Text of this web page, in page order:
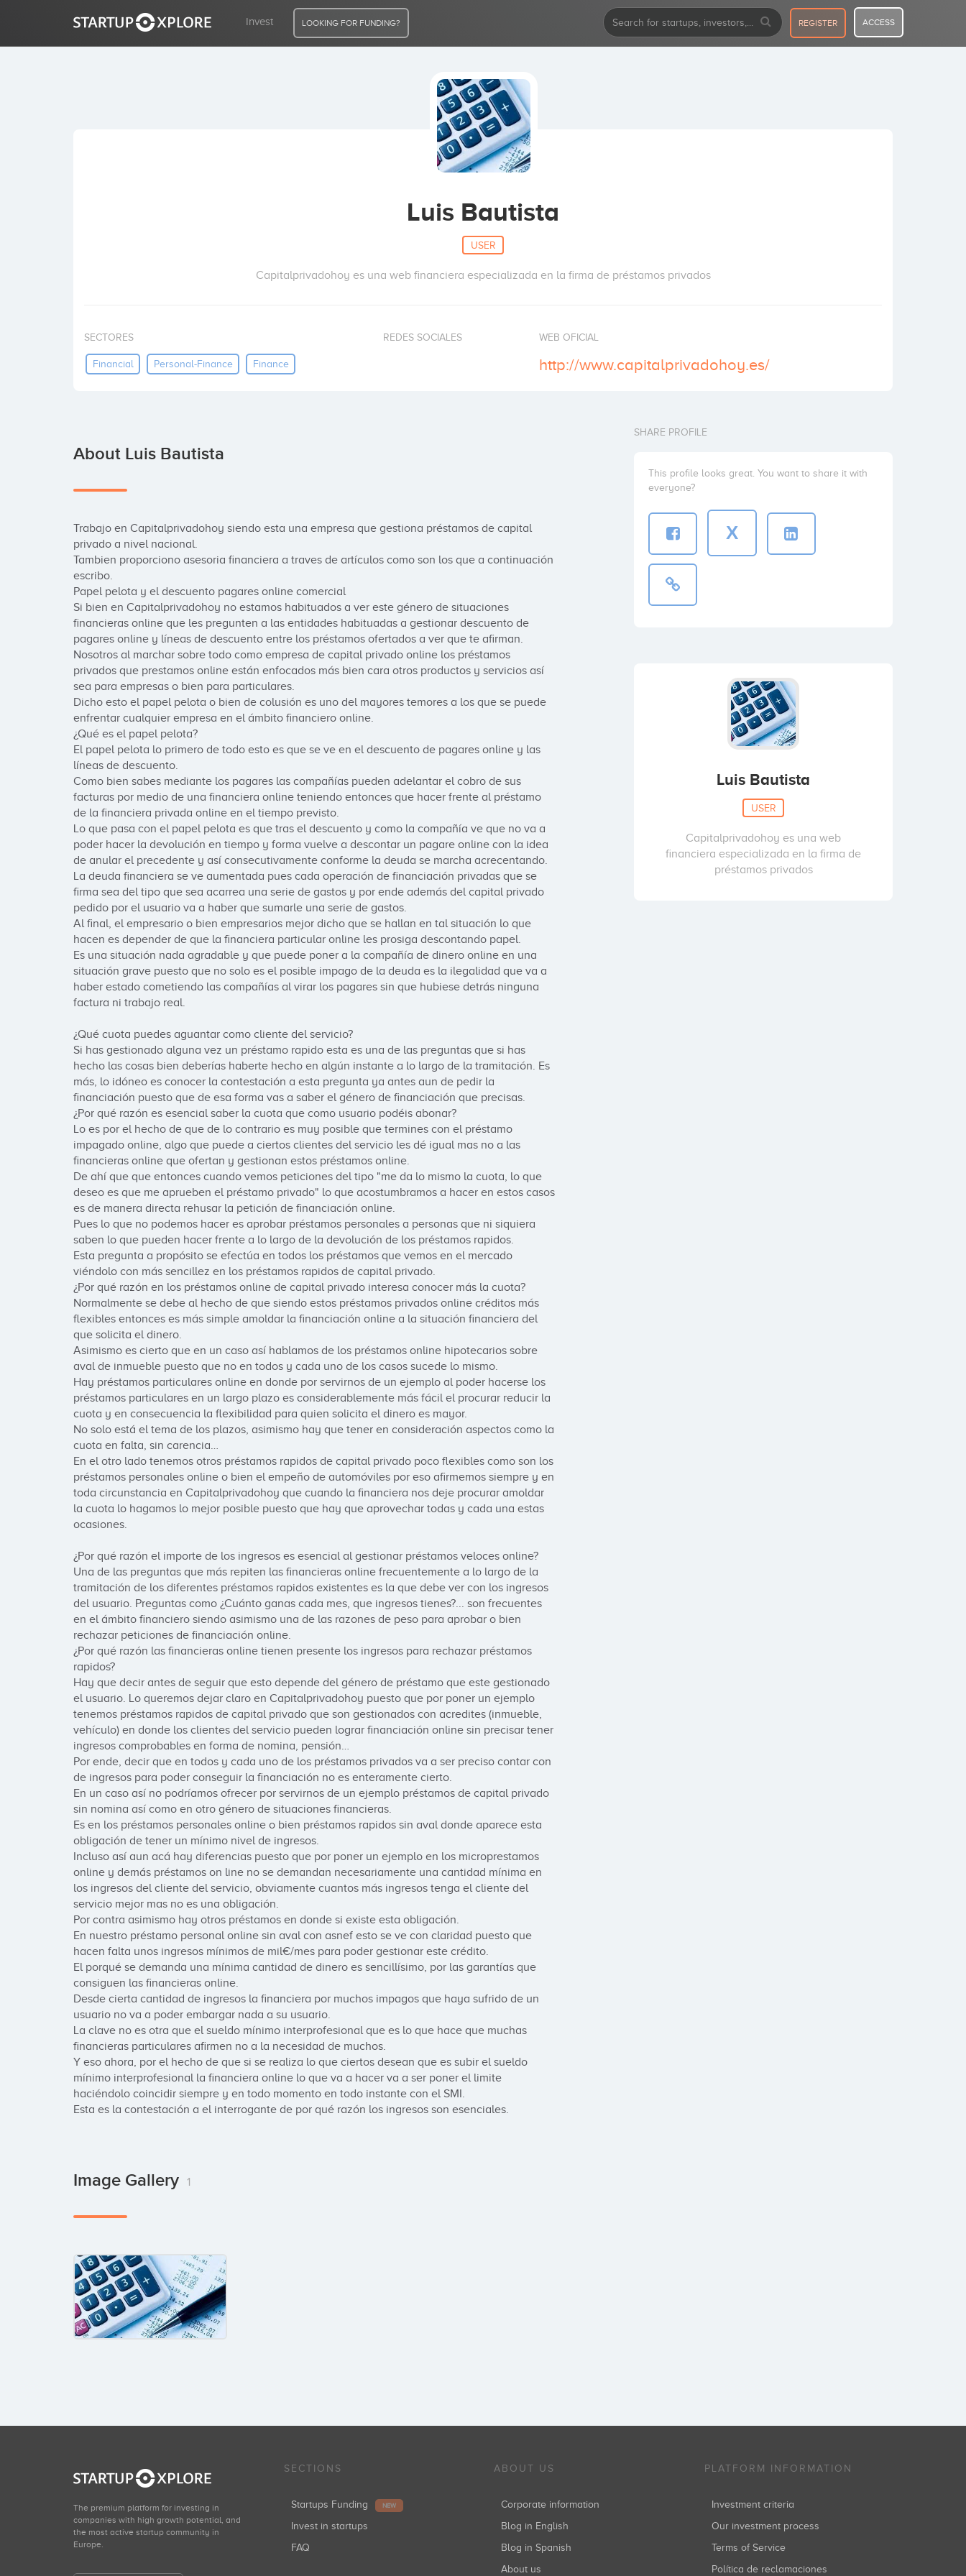
Invest LOOKING FOR FUNDING? REGISTER ACCESS
Luis Bautista
USER
Capitalprivadohoy es una web financiera especializada en la firma de préstamos privados
SECTORES
Financial Personal-Finance Finance
REDES SOCIALES WEB OFICIAL
http://www.capitalprivadohoy.es/
About Luis Bautista
Trabajo en Capitalprivadohoy siendo esta una empresa que gestiona préstamos de capital
privado a nivel nacional.
Tambien proporciono asesoria financiera a traves de artículos como son los que a continuación
escribo.
Papel pelota y el descuento pagares online comercial
Si bien en Capitalprivadohoy no estamos habituados a ver este género de situaciones
financieras online que les pregunten a las entidades habituadas a gestionar descuento de
pagares online y líneas de descuento entre los préstamos ofertados a ver que te afirman.
Nosotros al marchar sobre todo como empresa de capital privado online los préstamos
privados que prestamos online están enfocados más bien cara otros productos y servicios así
sea para empresas o bien para particulares.
Dicho esto el papel pelota o bien de colusión es uno del mayores temores a los que se puede
enfrentar cualquier empresa en el ámbito financiero online.
¿Qué es el papel pelota?
El papel pelota lo primero de todo esto es que se ve en el descuento de pagares online y las
líneas de descuento.
Como bien sabes mediante los pagares las compañías pueden adelantar el cobro de sus
facturas por medio de una financiera online teniendo entonces que hacer frente al préstamo
de la financiera privada online en el tiempo previsto.
Lo que pasa con el papel pelota es que tras el descuento y como la compañía ve que no va a
poder hacer la devolución en tiempo y forma vuelve a descontar un pagare online con la idea
de anular el precedente y así consecutivamente conforme la deuda se marcha acrecentando.
La deuda financiera se ve aumentada pues cada operación de financiación privadas que se
firma sea del tipo que sea acarrea una serie de gastos y por ende además del capital privado
pedido por el usuario va a haber que sumarle una serie de gastos.
Al final, el empresario o bien empresarios mejor dicho que se hallan en tal situación lo que
hacen es depender de que la financiera particular online les prosiga descontando papel.
Es una situación nada agradable y que puede poner a la compañía de dinero online en una
situación grave puesto que no solo es el posible impago de la deuda es la ilegalidad que va a
haber estado cometiendo las compañías al virar los pagares sin que hubiese detrás ninguna
factura ni trabajo real.
¿Qué cuota puedes aguantar como cliente del servicio?
Si has gestionado alguna vez un préstamo rapido esta es una de las preguntas que si has
hecho las cosas bien deberías haberte hecho en algún instante a lo largo de la tramitación. Es
más, lo idóneo es conocer la contestación a esta pregunta ya antes aun de pedir la
financiación puesto que de esa forma vas a saber el género de financiación que precisas.
¿Por qué razón es esencial saber la cuota que como usuario podéis abonar?
Lo es por el hecho de que de lo contrario es muy posible que termines con el préstamo
impagado online, algo que puede a ciertos clientes del servicio les dé igual mas no a las
financieras online que ofertan y gestionan estos préstamos online.
De ahí que que entonces cuando vemos peticiones del tipo "me da lo mismo la cuota, lo que
deseo es que me aprueben el préstamo privado" lo que acostumbramos a hacer en estos casos
es de manera directa rehusar la petición de financiación online.
Pues lo que no podemos hacer es aprobar préstamos personales a personas que ni siquiera
saben lo que pueden hacer frente a lo largo de la devolución de los préstamos rapidos.
Esta pregunta a propósito se efectúa en todos los préstamos que vemos en el mercado
viéndolo con más sencillez en los préstamos rapidos de capital privado.
¿Por qué razón en los préstamos online de capital privado interesa conocer más la cuota?
Normalmente se debe al hecho de que siendo estos préstamos privados online créditos más
flexibles entonces es más simple amoldar la financiación online a la situación financiera del
que solicita el dinero.
Asimismo es cierto que en un caso así hablamos de los préstamos online hipotecarios sobre
aval de inmueble puesto que no en todos y cada uno de los casos sucede lo mismo.
Hay préstamos particulares online en donde por servirnos de un ejemplo al poder hacerse los
préstamos particulares en un largo plazo es considerablemente más fácil el procurar reducir la
cuota y en consecuencia la flexibilidad para quien solicita el dinero es mayor.
No solo está el tema de los plazos, asimismo hay que tener en consideración aspectos como la
cuota en falta, sin carencia…
En el otro lado tenemos otros préstamos rapidos de capital privado poco flexibles como son los
préstamos personales online o bien el empeño de automóviles por eso afirmemos siempre y en
toda circunstancia en Capitalprivadohoy que cuando la financiera nos deje procurar amoldar
la cuota lo hagamos lo mejor posible puesto que hay que aprovechar todas y cada una estas
ocasiones.
¿Por qué razón el importe de los ingresos es esencial al gestionar préstamos veloces online?
Una de las preguntas que más repiten las financieras online frecuentemente a lo largo de la
tramitación de los diferentes préstamos rapidos existentes es la que debe ver con los ingresos
del usuario. Preguntas como ¿Cuánto ganas cada mes, que ingresos tienes?... son frecuentes
en el ámbito financiero siendo asimismo una de las razones de peso para aprobar o bien
rechazar peticiones de financiación online.
¿Por qué razón las financieras online tienen presente los ingresos para rechazar préstamos
rapidos?
Hay que decir antes de seguir que esto depende del género de préstamo que este gestionado
el usuario. Lo queremos dejar claro en Capitalprivadohoy puesto que por poner un ejemplo
tenemos préstamos rapidos de capital privado que son gestionados con acredites (inmueble,
vehículo) en donde los clientes del servicio pueden lograr financiación online sin precisar tener
ingresos comprobables en forma de nomina, pensión…
Por ende, decir que en todos y cada uno de los préstamos privados va a ser preciso contar con
de ingresos para poder conseguir la financiación no es enteramente cierto.
En un caso así no podríamos ofrecer por servirnos de un ejemplo préstamos de capital privado
sin nomina así como en otro género de situaciones financieras.
Es en los préstamos personales online o bien préstamos rapidos sin aval donde aparece esta
obligación de tener un mínimo nivel de ingresos.
Incluso así aun acá hay diferencias puesto que por poner un ejemplo en los microprestamos
online y demás préstamos on line no se demandan necesariamente una cantidad mínima en
los ingresos del cliente del servicio, obviamente cuantos más ingresos tenga el cliente del
servicio mejor mas no es una obligación.
Por contra asimismo hay otros préstamos en donde si existe esta obligación.
En nuestro préstamo personal online sin aval con asnef esto se ve con claridad puesto que
hacen falta unos ingresos mínimos de mil€/mes para poder gestionar este crédito.
El porqué se demanda una mínima cantidad de dinero es sencillísimo, por las garantías que
consiguen las financieras online.
Desde cierta cantidad de ingresos la financiera por muchos impagos que haya sufrido de un
usuario no va a poder embargar nada a su usuario.
La clave no es otra que el sueldo mínimo interprofesional que es lo que hace que muchas
financieras particulares afirmen no a la necesidad de muchos.
Y eso ahora, por el hecho de que si se realiza lo que ciertos desean que es subir el sueldo
mínimo interprofesional la financiera online lo que va a hacer va a ser poner el limite
haciéndolo coincidir siempre y en todo momento en todo instante con el SMI.
Esta es la contestación a el interrogante de por qué razón los ingresos son esenciales.
Image Gallery 1
SHARE PROFILE
This profile looks great. You want to share it with
everyone?
X
Luis Bautista
USER
Capitalprivadohoy es una web
financiera especializada en la firma de
préstamos privados
The premium platform for investing in
companies with high growth potential, and
the most active startup community in
Europe.
SECTIONS
Startups Funding NEW
Invest in startups
FAQ
ABOUT US
Corporate information
Blog in English
Blog in Spanish
About us
PLATFORM INFORMATION
Investment criteria
Our investment process
Terms of Service
Política de reclamaciones